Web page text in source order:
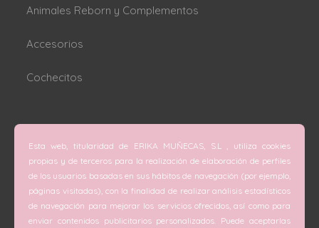
Animales Reborn y Complementos
Accesorios
Cochecitos
C/ San Vicente Mártir nº 74 (Valencia).
C/ Doctor Melis nº 6 (Grao de Gandía).
Teléfono
Esta web, titularidad de ERIKA MUÑECAS, S.L , utiliza cookies
propias y de terceros para la realización de elaboración de perfiles
de los usuarios basadas en sus hábitos de navegación (por ejemplo,
páginas visitadas), con la finalidad de realizar análisis estadísticos
de navegación para mejorar los servicios ofrecidos, así como para
enviar contenidos publicitarios personalizados. Puede aceptarlas